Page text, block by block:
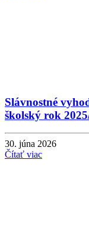
Slávnostné
školský rok
30. júna 2026
Čítať viac